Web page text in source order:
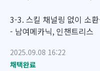
3-3. 스킬 채널링 없이 소
- 남여메카닉, 인챈트리스
2025.09.08 16:22
채택완료